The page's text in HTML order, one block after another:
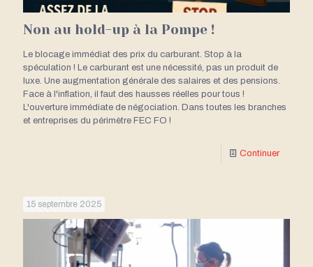
Non au hold-up à la Pompe !
Le blocage immédiat des prix du carburant. Stop à la
spéculation ! Le carburant est une nécessité, pas un produit de
luxe. Une augmentation générale des salaires et des pensions.
Face à l'inflation, il faut des hausses réelles pour tous !
L'ouverture immédiate de négociation. Dans toutes les branches
et entreprises du périmètre FEC FO !
Continuer
15 septembre 2025